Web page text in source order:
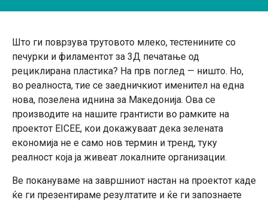
Што ги поврзува трутовото млеко, тестенините со
печурки и филаментот за 3Д печатање од
рециклирана пластика? На прв поглед — ништо. Но,
во реалноста, тие се заедничкиот именител на една
нова, позелена иднина за Македонија. Ова се
производите на нашите грантисти во рамките на
проектот EICEE, кои докажуваат дека зелената
економија не е само нов термин и тренд, туку
реалност која ја живеат локалните организации.
Ве покануваме на завршниот настан на проектот каде
ќе ги презентираме резултатите и ќе ги запознаете